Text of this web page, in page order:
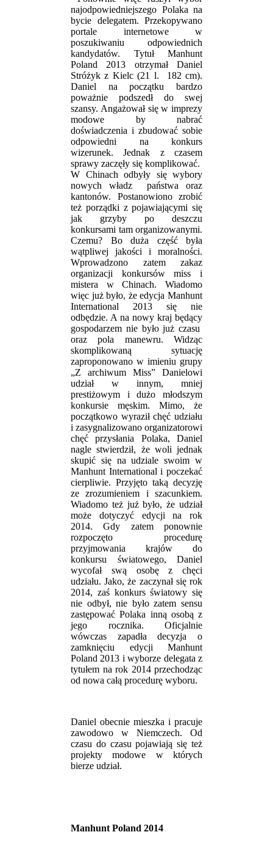
najodpowiedniejszego Polaka na
bycie delegatem. Przekopywano
portale internetowe w
poszukiwaniu odpowiednich
kandydatów. Tytuł Manhunt
Poland 2013 otrzymał Daniel
Stróżyk z Kielc (21 l.
182 cm).
Daniel na początku bardzo
poważnie podszedł do swej
szansy. Angażował się w imprezy
modowe by nabrać
doświadczenia i zbudować sobie
odpowiedni na konkurs
wizerunek. Jednak z czasem
sprawy zaczęły się komplikować.
W Chinach odbyły się wybory
nowych władz
państwa oraz
kantonów. Postanowiono zrobić
też porządki z pojawiającymi się
jak grzyby po deszczu
konkursami tam organizowanymi.
Czemu? Bo duża część była
wątpliwej jakości i moralności.
Wprowadzono zatem zakaz
organizacji konkursów miss i
mistera w Chinach. Wiadomo
więc już było, że edycja Manhunt
International 2013 się nie
odbędzie. A na nowy kraj będący
gospodarzem nie było już czasu
oraz pola manewru. Widząc
skomplikowaną sytuację
zaproponowano w imieniu grupy
„Z archiwum Miss” Danielowi
udział w innym, mniej
prestiżowym i dużo młodszym
konkursie męskim. Mimo, że
początkowo wyraził chęć udziału
i zasygnalizowano organizatorowi
chęć przysłania Polaka, Daniel
nagle stwierdził, że woli jednak
skupić się na udziale swoim w
Manhunt International i poczekać
cierpliwie. Przyjęto taką decyzję
ze zrozumieniem i szacunkiem.
Wiadomo też już było, że udział
może dotyczyć edycji na rok
2014. Gdy zatem ponownie
rozpoczęto procedurę
przyjmowania krajów do
konkursu światowego, Daniel
wycofał swą osobę z chęci
udziału. Jako, że zaczynał się rok
2014, zaś konkurs światowy się
nie odbył, nie było zatem sensu
zastępować Polaka inną osobą z
jego rocznika. Oficjalnie
wówczas zapadła decyzja o
zamknięciu edycji Manhunt
Poland 2013 i wyborze delegata z
tytułem na rok 2014 przechodząc
od nowa całą procedurę wyboru.
Daniel obecnie mieszka i pracuje
zawodowo w Niemczech. Od
czasu do czasu pojawiają się też
projekty modowe w których
bierze udział.
Manhunt Poland 2014